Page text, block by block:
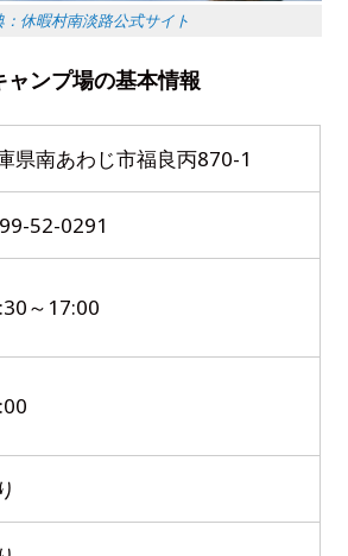
：休暇村南淡路公式サイト
ンプ場の基本情報
県南あわじ市福良丙870-1
52-0291
～17:00